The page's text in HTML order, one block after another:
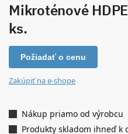
Mikroténové
ks.
Požiadať o cenu
Zakúpiť na e-shope
Nákup priamo od výrobcu
Produkty skladom ihneď k